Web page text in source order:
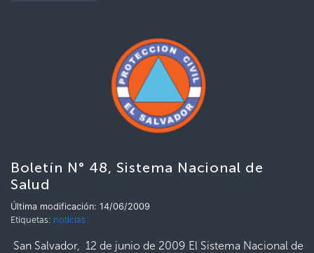
Boletín N° 48, Sistema Nacional de
Salud
Última modificación: 14/06/2009
Etiquetas: noticias
San Salvador, 12 de junio de 2009 El Sistema Nacional de